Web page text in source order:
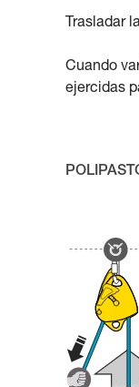
Trasladar
Cuando
ejercidas